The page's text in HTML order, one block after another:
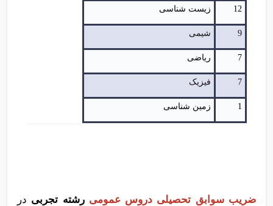
12 زیست شناسی
9 شیمی
7 ریاضی
7 فیزیک
1 زمین شناسی
ضریب سوابق تحصیلی دروس عمومی رشته تجربی در